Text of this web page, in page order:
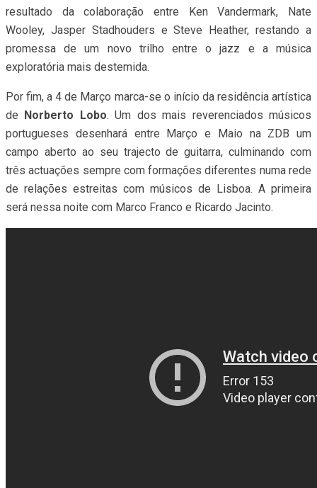
resultado da colaboração entre Ken Vandermark, Nate
Wooley, Jasper Stadhouders e Steve Heather, restando a
promessa de um novo trilho entre o jazz e a música
exploratória mais destemida.
Por fim, a 4 de Março marca-se o início da residência artística
de Norberto Lobo. Um dos mais reverenciados músicos
portugueses desenhará entre Março e Maio na ZDB um
campo aberto ao seu trajecto de guitarra, culminando com
três actuações sempre com formações diferentes numa rede
de relações estreitas com músicos de Lisboa. A primeira
será nessa noite com Marco Franco e Ricardo Jacinto.